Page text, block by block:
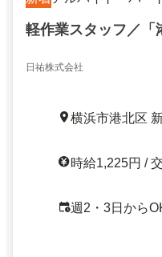
軽作業スタッフ／「
日祐株式会社
横浜市港北区
時給1,225円 /
週2・3日から